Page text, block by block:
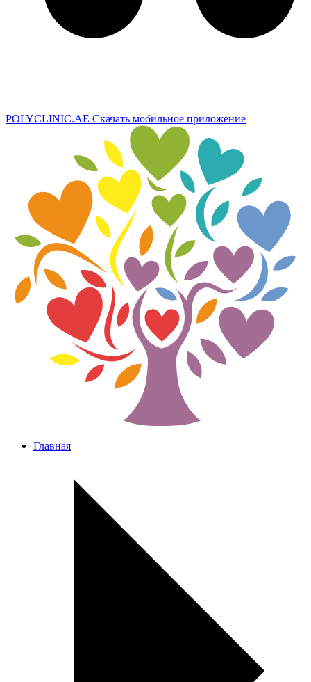
POLYCLINIC.AE Скачать мобильное приложение
Главная